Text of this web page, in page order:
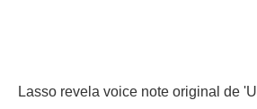
Lasso revela voice note original de